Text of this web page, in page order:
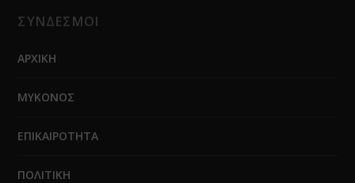
ΣΥΝΔΕΣΜΟΙ
ΑΡΧΙΚΗ
ΜΥΚΟΝΟΣ
ΕΠΙΚΑΙΡΟΤΗΤΑ
ΠΟΛΙΤΙΚΗ